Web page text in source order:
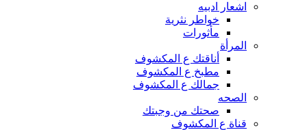
اشعار ادبيه
خواطر نثرية
مأثورات
المرأة
أناقتك ع المكشوف
مطبخ ع المكشوف
جمالك ع المكشوف
الصحه
صحتك من وجبتك
قناة ع المكشوف